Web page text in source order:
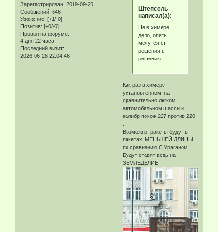
Зарегистрирован: 2019-09-20
Сообщений: 646
Уважение: [+1/-0]
Позитив: [+0/-0]
Провел на форуме:
4 дня 22 часа
Последний визит:
2026-06-28 22:04:46
Штепсель
написал(а):
Не в химере
дело, опять
мечутся от
решения к
решению
Как раз в химере
установленном на
сравнительно легком
автомобильном шасси и
калибр похож 227 против 220
Возможно ракеты будут в
пакетах МЕНЬШЕЙ ДЛИНЫ
по сравнению С Ураганом.
Будут ставят ведь на
ЗЕМЛЕДЕЛИЕ.